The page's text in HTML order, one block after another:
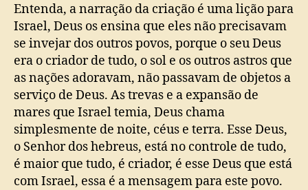
Entenda, a narração da criação é uma lição para
Israel, Deus os ensina que eles não precisavam
se invejar dos outros povos, porque o seu Deus
era o criador de tudo, o sol e os outros astros que
as nações adoravam, não passavam de objetos a
serviço de Deus. As trevas e a expansão de
mares que Israel temia, Deus chama
simplesmente de noite, céus e terra. Esse Deus,
o Senhor dos hebreus, está no controle de tudo,
é maior que tudo, é criador, é esse Deus que está
com Israel, essa é a mensagem para este povo.